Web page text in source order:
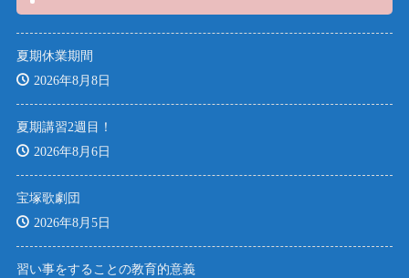
夏期休業期間
2026年8月8日
夏期講習2週目！
2026年8月6日
宝塚歌劇団
2026年8月5日
習い事をすることの教育的意義